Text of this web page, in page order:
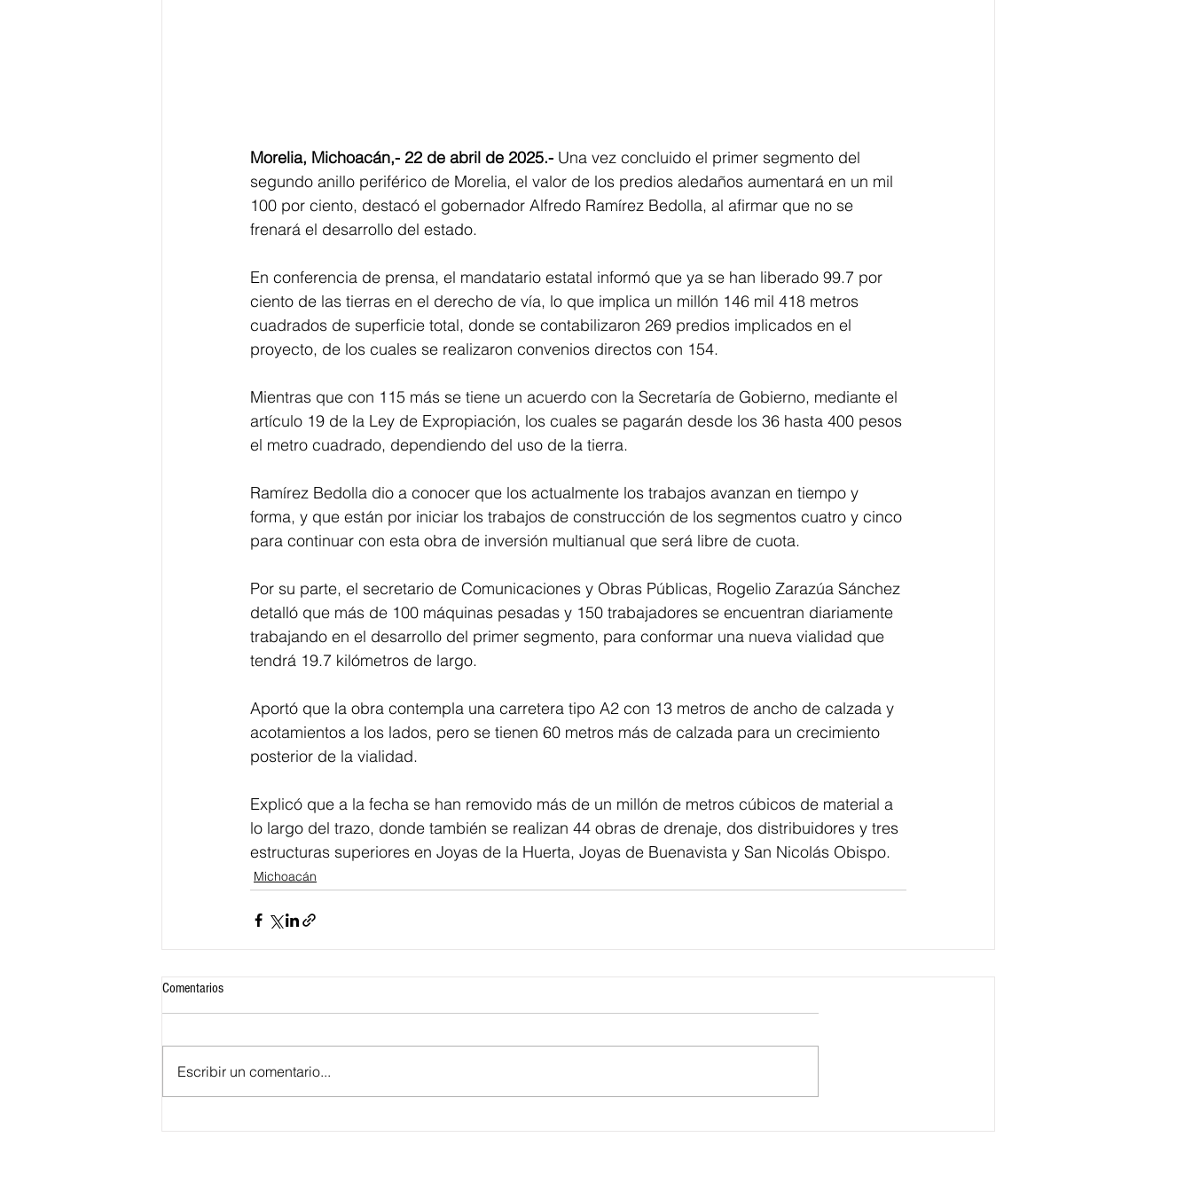
Morelia, Michoacán,- 22 de abril de 2025.- Una vez concluido el primer segmento del
segundo anillo periférico de Morelia, el valor de los predios aledaños aumentará en un mil
100 por ciento, destacó el gobernador Alfredo Ramírez Bedolla, al afirmar que no se
frenará el desarrollo del estado.
En conferencia de prensa, el mandatario estatal informó que ya se han liberado 99.7 por
ciento de las tierras en el derecho de vía, lo que implica un millón 146 mil 418 metros
cuadrados de superficie total, donde se contabilizaron 269 predios implicados en el
proyecto, de los cuales se realizaron convenios directos con 154.
Mientras que con 115 más se tiene un acuerdo con la Secretaría de Gobierno, mediante el
artículo 19 de la Ley de Expropiación, los cuales se pagarán desde los 36 hasta 400 pesos
el metro cuadrado, dependiendo del uso de la tierra.
Ramírez Bedolla dio a conocer que los actualmente los trabajos avanzan en tiempo y
forma, y que están por iniciar los trabajos de construcción de los segmentos cuatro y cinco
para continuar con esta obra de inversión multianual que será libre de cuota.
Por su parte, el secretario de Comunicaciones y Obras Públicas, Rogelio Zarazúa Sánchez
detalló que más de 100 máquinas pesadas y 150 trabajadores se encuentran diariamente
trabajando en el desarrollo del primer segmento, para conformar una nueva vialidad que
tendrá 19.7 kilómetros de largo.
Aportó que la obra contempla una carretera tipo A2 con 13 metros de ancho de calzada y
acotamientos a los lados, pero se tienen 60 metros más de calzada para un crecimiento
posterior de la vialidad.
Explicó que a la fecha se han removido más de un millón de metros cúbicos de material a
lo largo del trazo, donde también se realizan 44 obras de drenaje, dos distribuidores y tres
estructuras superiores en Joyas de la Huerta, Joyas de Buenavista y San Nicolás Obispo.
Michoacán
Comentarios
Escribir un comentario...